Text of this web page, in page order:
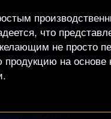
что
не просто
продукцию на